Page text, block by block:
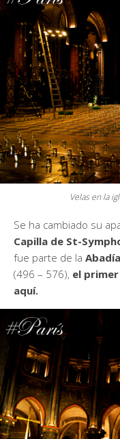
Velas en la
Se ha cambiado su
Capilla de St-
fue parte de la Abadía
(496 – 576), el
aquí.